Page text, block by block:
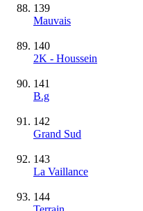
139
Mauvais
140
2K - Houssein
141
B.g
142
Grand Sud
143
La Vaillance
144